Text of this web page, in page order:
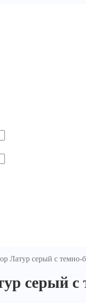
Латур серый с темно-
серый с